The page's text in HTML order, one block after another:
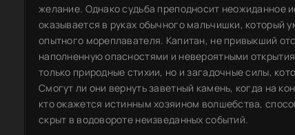
желание. Однако судьба преподносит неожиданное
оказывается в руках обычного мальчишки, который
опытного мореплавателя. Капитан, не привыкший
наполненную опасностями и невероятными
только природные стихии, но и загадочные силы,
Смогут ли они вернуть заветный камень, когда на
кто окажется истинным хозяином волшебства,
скрыт в водовороте неизведанных событий.